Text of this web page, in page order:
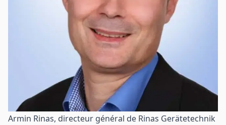
Armin Rinas, directeur général de Rinas Gerätetechnik